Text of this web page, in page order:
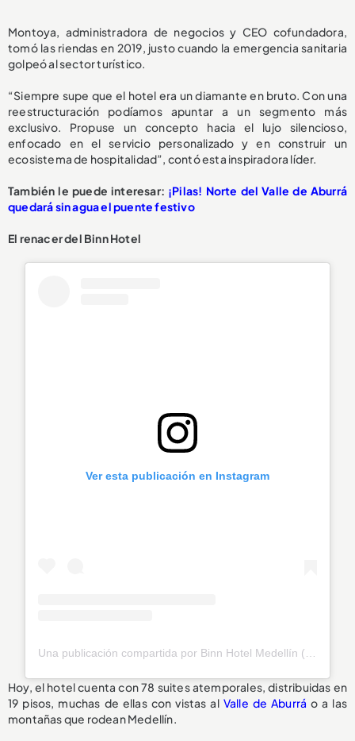
Montoya, administradora de negocios y CEO cofundadora,
tomó las riendas en 2019, justo cuando la emergencia sanitaria
golpeó al sector turístico.
“Siempre supe que el hotel era un diamante en bruto. Con una
reestructuración podíamos apuntar a un segmento más
exclusivo. Propuse un concepto hacia el lujo silencioso,
enfocado en el servicio personalizado y en construir un
ecosistema de hospitalidad”, contó esta inspiradora líder.
También le puede interesar: ¡Pilas! Norte del Valle de Aburrá
quedará sin agua el puente festivo
El renacer del Binn Hotel
Ver esta publicación en Instagram
Hoy, el hotel cuenta con 78 suites atemporales, distribuidas en
19 pisos, muchas de ellas con vistas alValle de Aburrá o a las
montañas que rodean Medellín.